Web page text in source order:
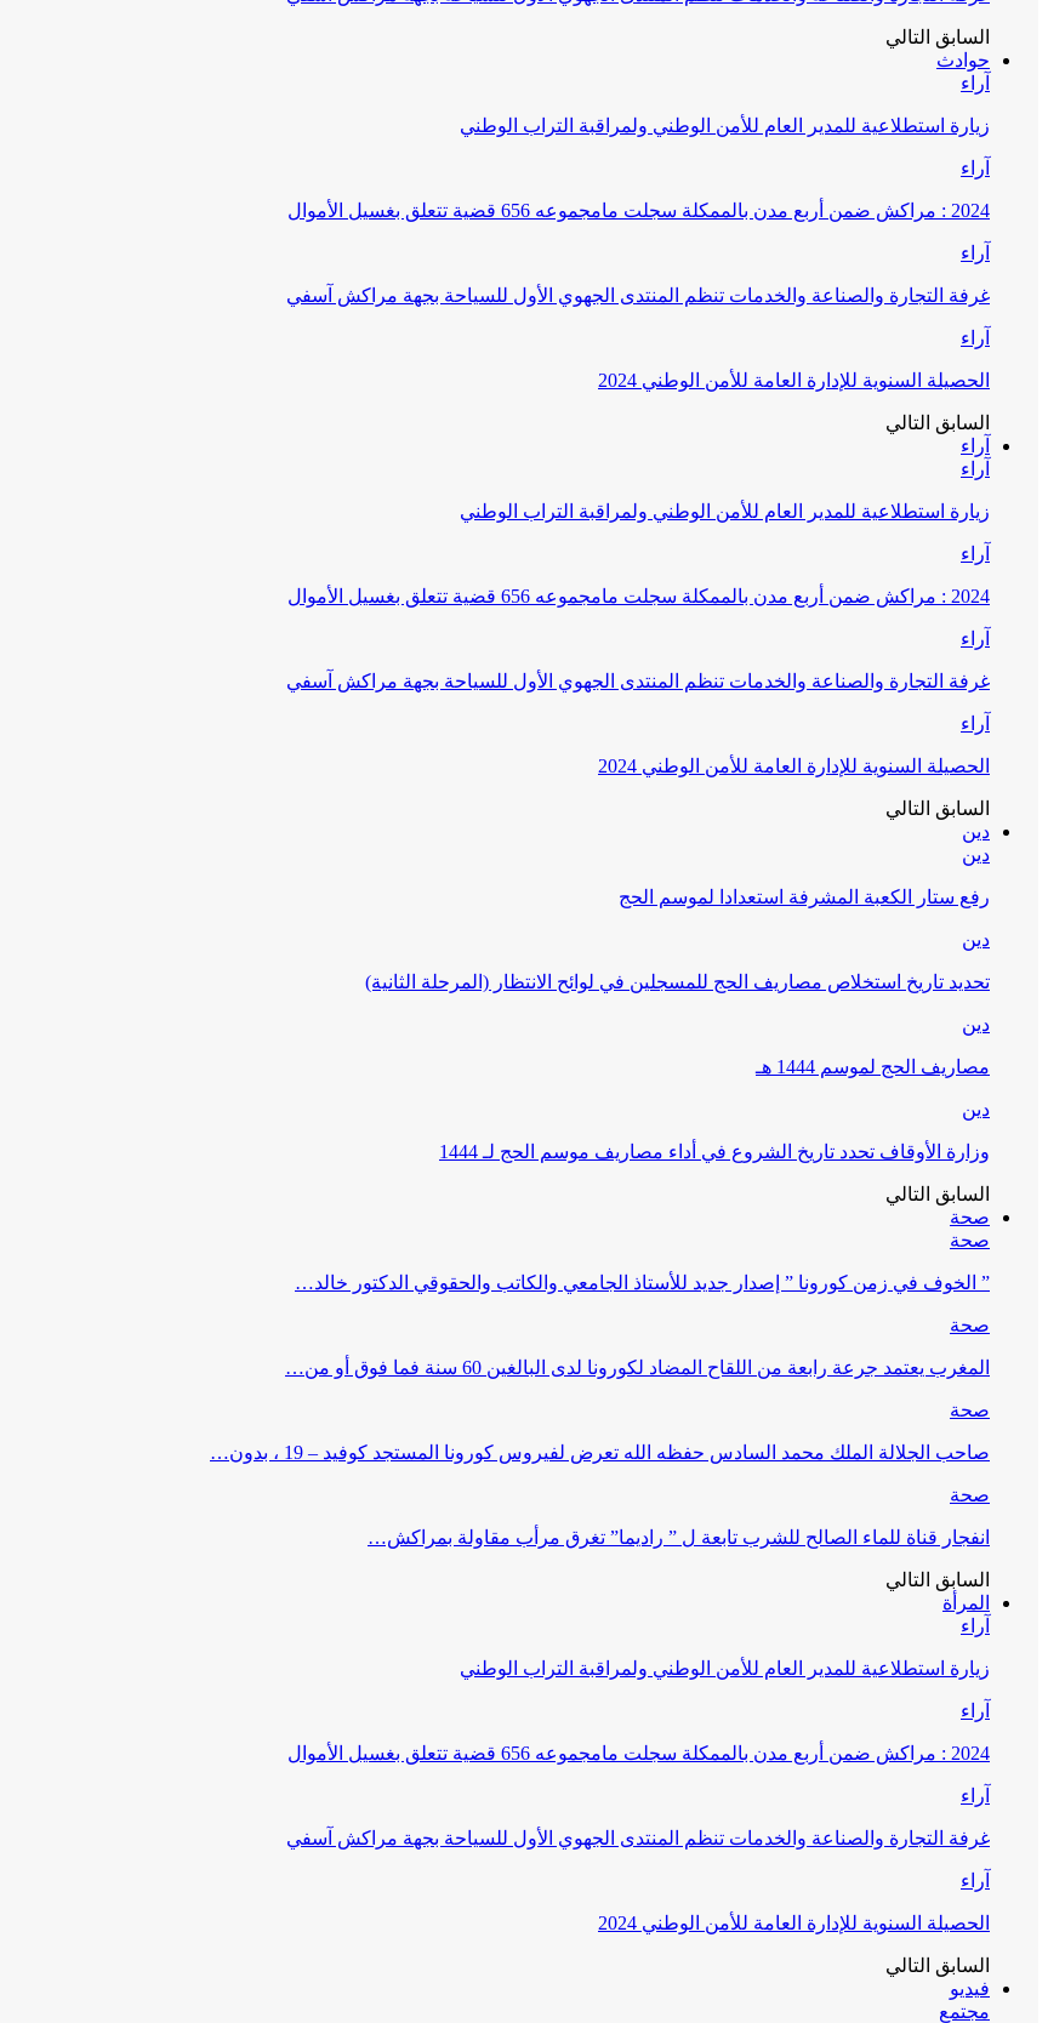
السابق التالي
حوادث
آراء
زيارة استطلاعية للمدير العام للأمن الوطني ولمراقبة التراب الوطني
آراء
2024 : مراكش ضمن أربع مدن بالممكلة سجلت مامجموعه 656 قضية تتعلق بغسيل الأموال
آراء
غرفة التجارة والصناعة والخدمات تنظم المنتدى الجهوي الأول للسياحة بجهة مراكش آسفي
آراء
الحصيلة السنوية للإدارة العامة للأمن الوطني 2024
السابق التالي
آراء
آراء
زيارة استطلاعية للمدير العام للأمن الوطني ولمراقبة التراب الوطني
آراء
2024 : مراكش ضمن أربع مدن بالممكلة سجلت مامجموعه 656 قضية تتعلق بغسيل الأموال
آراء
غرفة التجارة والصناعة والخدمات تنظم المنتدى الجهوي الأول للسياحة بجهة مراكش آسفي
آراء
الحصيلة السنوية للإدارة العامة للأمن الوطني 2024
السابق التالي
دين
دين
رفع ستار الكعبة المشرفة استعدادا لموسم الحج
دين
تحديد تاريخ استخلاص مصاريف الحج للمسجلين في لوائح الانتظار (المرحلة الثانية)
دين
مصاريف الحج لموسم 1444 هـ
دين
وزارة الأوقاف تحدد تاريخ الشروع في أداء مصاريف موسم الحج لـ 1444
السابق التالي
صحة
صحة
” الخوف في زمن كورونا ” إصدار جديد للأستاذ الجامعي والكاتب والحقوقي الدكتور خالد…
صحة
المغرب يعتمد جرعة رابعة من اللقاح المضاد لكورونا لدى البالغين 60 سنة فما فوق أو من…
صحة
صاحب الجلالة الملك محمد السادس حفظه الله تعرض لفيروس كورونا المستجد كوفيد – 19 ، بدون…
صحة
انفجار قناة للماء الصالح للشرب تابعة ل ” راديما” تغرق مرأب مقاولة بمراكش…
السابق التالي
المرأة
آراء
زيارة استطلاعية للمدير العام للأمن الوطني ولمراقبة التراب الوطني
آراء
2024 : مراكش ضمن أربع مدن بالممكلة سجلت مامجموعه 656 قضية تتعلق بغسيل الأموال
آراء
غرفة التجارة والصناعة والخدمات تنظم المنتدى الجهوي الأول للسياحة بجهة مراكش آسفي
آراء
الحصيلة السنوية للإدارة العامة للأمن الوطني 2024
السابق التالي
فيديو
مجتمع